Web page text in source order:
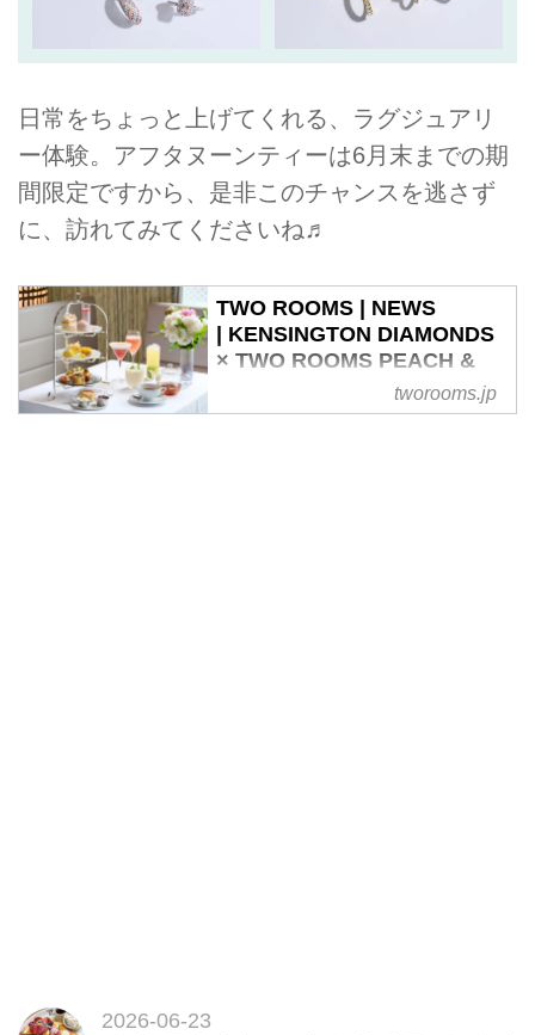
日常をちょっと上げてくれる、ラグジュアリ
ー体験。アフタヌーンティーは6月末までの期
間限定ですから、是非このチャンスを逃さず
に、訪れてみてくださいね♬
TWO ROOMS | NEWS
| KENSINGTON DIAMONDS
× TWO ROOMS PEACH &
MANGO Afternoon Tea
tworooms.jp
2026-06-23